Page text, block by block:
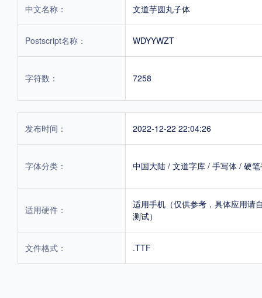
中文名称： 文道芋圆丸子体
Postscript名称： WDYYWZT
字符数： 7258
发布时间： 2022-12-22 22:04:26
字体分类： 中国大陆 / 文道字库 / 手写体 / 硬
适用硬件：
适用手机（仅供参考，具体应用请
测试）
文件格式： .TTF